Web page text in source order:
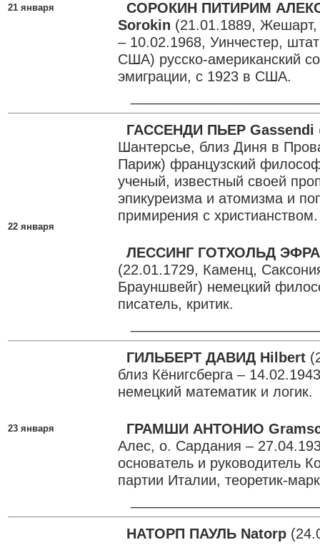
21 января
СОРОКИН ПИТИРИМ
Sorokin (21.01.1889,
– 10.02.1968, Уинчестер,
США) русско-американский
эмиграции, с 1923 в США.
22 января
ГАССЕНДИ ПЬЕР Gassendi
Шантерсье, близ Диня в
Париж) французский
ученый, известный своей
эпикуреизма и атомизма и
примирения с христианством.
ЛЕССИНГ ГОТХОЛЬД
(22.01.1729, Каменц,
Брауншвейг) немецкий
писатель, критик.
23 января
ГИЛЬБЕРТ ДАВИД Hilbert
близ Кёнигсберга –
немецкий математик и логик.
ГРАМШИ АНТОНИО
Алес, о. Сардания –
основатель и руководитель
партии Италии, теоретик-
НАТОРП ПАУЛЬ Natorp